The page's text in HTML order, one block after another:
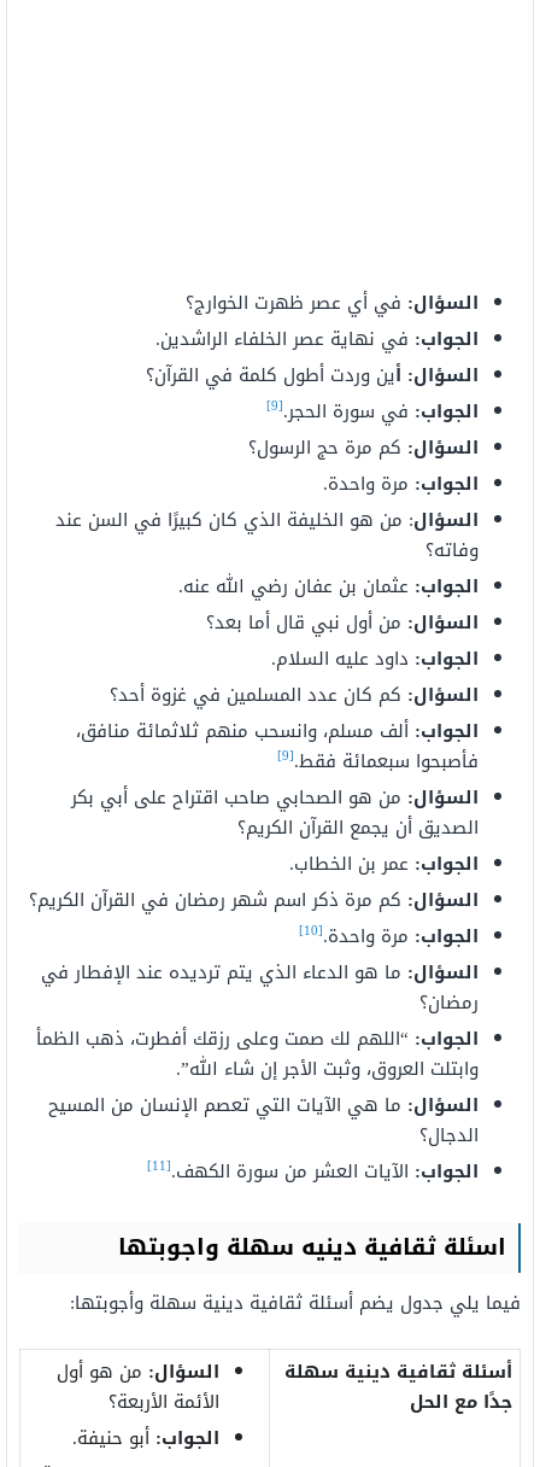
السؤال: في أي عصر ظهرت الخوارج؟
الجواب: في نهاية عصر الخلفاء الراشدين.
السؤال: أين وردت أطول كلمة في القرآن؟
الجواب: في سورة الحجر.[9]
السؤال: كم مرة حج الرسول؟
الجواب: مرة واحدة.
السؤال: من هو الخليفة الذي كان كبيرًا في السن عند
وفاته؟
الجواب: عثمان بن عفان رضي الله عنه.
السؤال: من أول نبي قال أما بعد؟
الجواب: داود عليه السلام.
السؤال: كم كان عدد المسلمين في غزوة أحد؟
الجواب: ألف مسلم، وانسحب منهم ثلاثمائة منافق،
فأصبحوا سبعمائة فقط.[9]
السؤال: من هو الصحابي صاحب اقتراح على أبي بكر
الصديق أن يجمع القرآن الكريم؟
الجواب: عمر بن الخطاب.
السؤال: كم مرة ذكر اسم شهر رمضان في القرآن الكريم؟
الجواب: مرة واحدة.[10]
السؤال: ما هو الدعاء الذي يتم ترديده عند الإفطار في
رمضان؟
الجواب: “اللهم لك صمت وعلى رزقك أفطرت، ذهب الظمأ
وابتلت العروق، وثبت الأجر إن شاء الله”.
السؤال: ما هي الآيات التي تعصم الإنسان من المسيح
الدجال؟
الجواب: الآيات العشر من سورة الكهف.[11]
اسئلة ثقافية دينيه سهلة واجوبتها
فيما يلي جدول يضم أسئلة ثقافية دينية سهلة وأجوبتها:
أسئلة ثقافية دينية سهلة
جدًا مع الحل
السؤال: من هو أول
الأئمة الأربعة؟
الجواب: أبو حنيفة.